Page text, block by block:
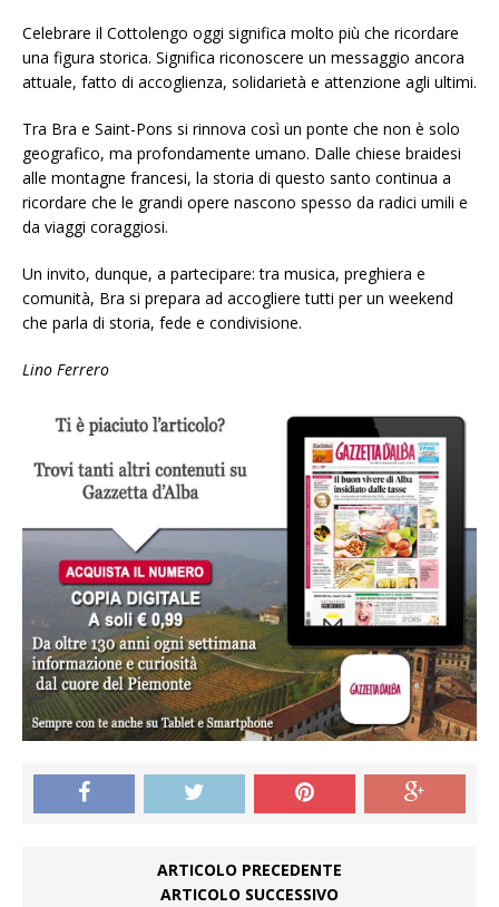
Celebrare il Cottolengo oggi significa molto più che ricordare
una figura storica. Significa riconoscere un messaggio ancora
attuale, fatto di accoglienza, solidarietà e attenzione agli ultimi.
Tra Bra e Saint-Pons si rinnova così un ponte che non è solo
geografico, ma profondamente umano. Dalle chiese braidesi
alle montagne francesi, la storia di questo santo continua a
ricordare che le grandi opere nascono spesso da radici umili e
da viaggi coraggiosi.
Un invito, dunque, a partecipare: tra musica, preghiera e
comunità, Bra si prepara ad accogliere tutti per un weekend
che parla di storia, fede e condivisione.
Lino Ferrero
ARTICOLO PRECEDENTE
ARTICOLO SUCCESSIVO